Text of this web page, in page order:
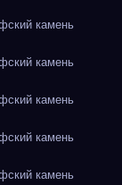
камень
камень
камень
камень
камень